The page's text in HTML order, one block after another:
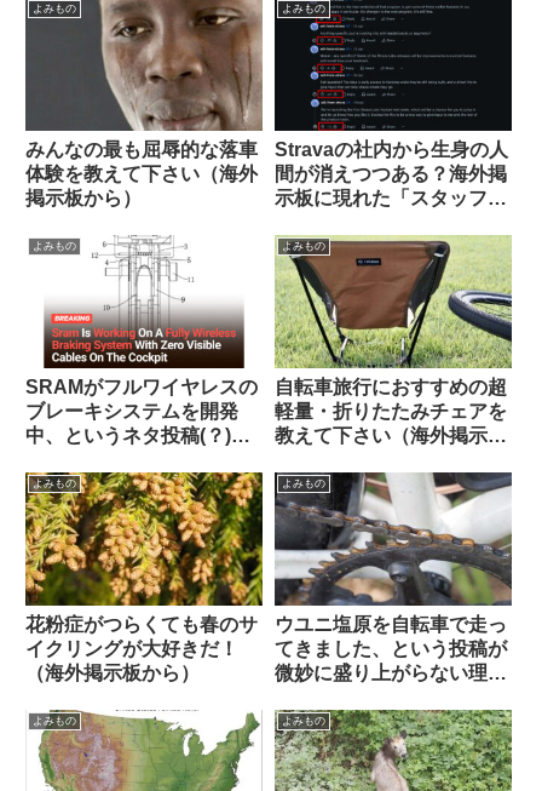
よみもの
みんなの最も屈辱的な落車
体験を教えて下さい（海外
掲示板から）
よみもの
Stravaの社内から生身の人
間が消えつつある？海外掲
示板に現れた「スタッフ」
ッシングを受ける
よみもの
SRAMがフルワイヤレスの
ブレーキシステムを開発
中、というネタ投稿(？)に
の反応【おもしろコメン
ト】
よみもの
自転車旅行におすすめの超
軽量・折りたたみチェアを
教えて下さい（海外掲示板
モデルの使用感】
よみもの
花粉症がつらくても春のサ
イクリングが大好きだ！
（海外掲示板から）
よみもの
ウユニ塩原を自転車で走っ
てきました、という投稿が
微妙に盛り上がらない理由
よみもの よみもの